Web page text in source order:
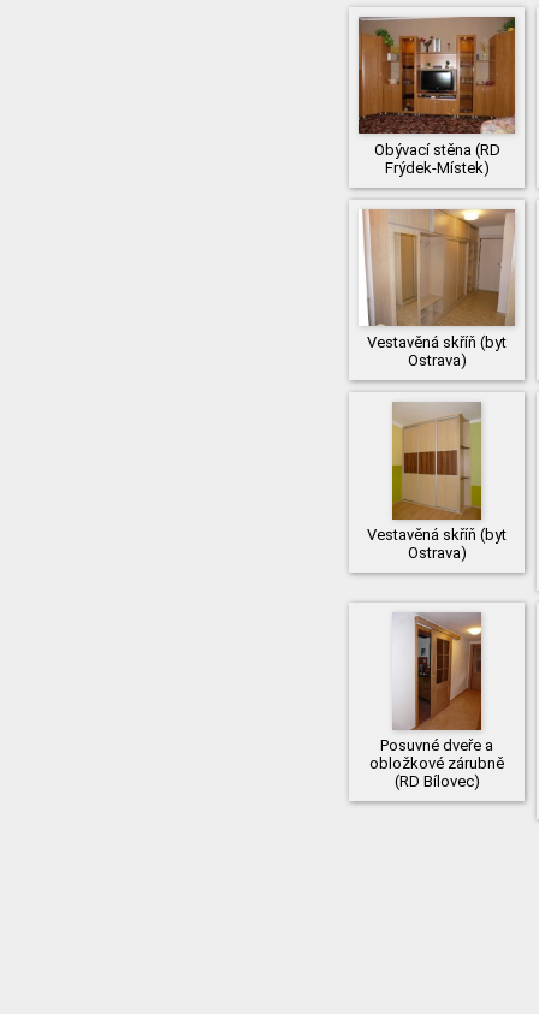
Obývací stěna (RD
Frýdek-Místek)
Vestavěná skříň (byt
Ostrava)
Vestavěná skříň (byt
Ostrava)
Posuvné dveře a
obložkové zárubně
(RD Bílovec)